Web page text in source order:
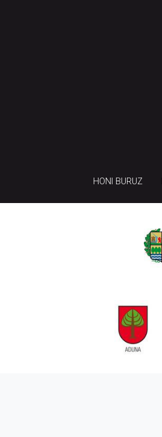
HONI BURUZ